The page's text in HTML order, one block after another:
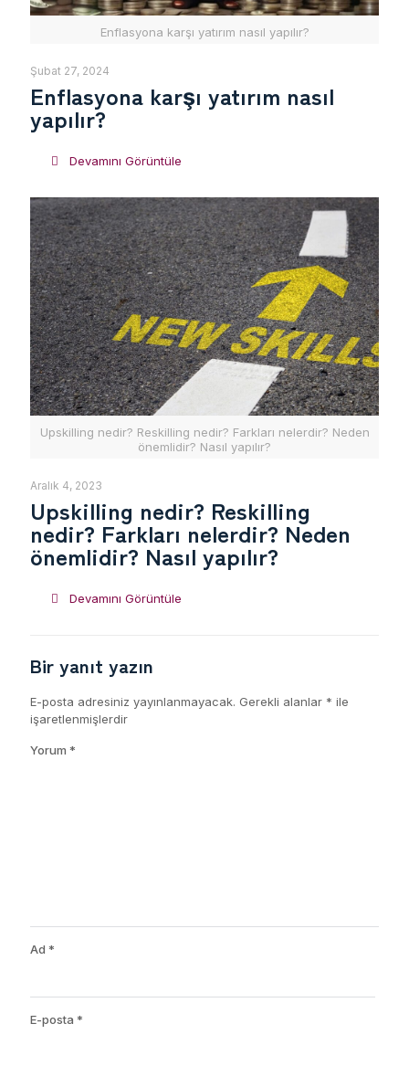
Enflasyona karşı yatırım nasıl yapılır?
Şubat 27, 2024
Enflasyona karşı yatırım nasıl
yapılır?
Devamını Görüntüle
Upskilling nedir? Reskilling nedir? Farkları nelerdir? Neden
önemlidir? Nasıl yapılır?
Aralık 4, 2023
Upskilling nedir? Reskilling
nedir? Farkları nelerdir? Neden
önemlidir? Nasıl yapılır?
Devamını Görüntüle
Bir yanıt yazın
E-posta adresiniz yayınlanmayacak. Gerekli alanlar * ile
işaretlenmişlerdir
Yorum *
Ad *
E-posta *